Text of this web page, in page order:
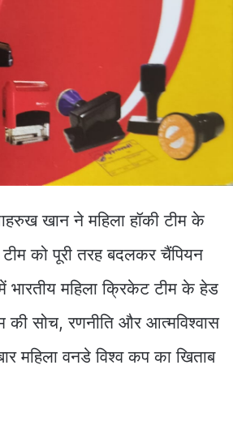
खान ने महिला हॉकी टीम के
को पूरी तरह बदलकर चैंपियन
भारतीय महिला क्रिकेट टीम के हेड
की सोच, रणनीति और आत्मविश्वास
महिला वनडे विश्व कप का खिताब